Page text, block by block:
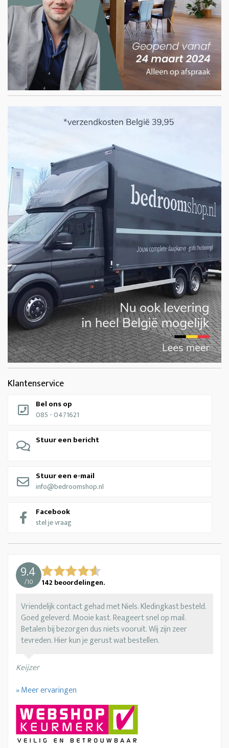
Klantenservice
Bel ons op
085 - 0471621
Stuur een bericht
Stuur een e-mail
info@bedroomshop.nl
Facebook
stel je vraag
9.4
/10 142 beoordelingen.
Vriendelijk contact gehad met Niels. Kledingkast besteld.
Goed geleverd. Mooie kast. Reageert snel op mail.
Betalen bij bezorgen dus niets vooruit. Wij zijn zeer
tevreden. Hier kun je gerust wat bestellen.
Keijzer
» Meer ervaringen